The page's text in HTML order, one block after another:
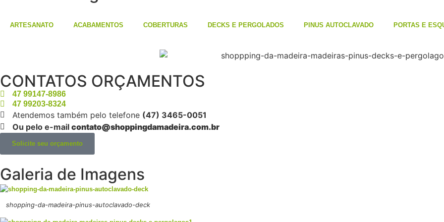
ARTESANATO ACABAMENTOS COBERTURAS DECKS E PERGOLADOS PINUS AUTOCLAVADO PORTAS E
CONTATOS ORÇAMENTOS
47 99147-8986
47 99203-8324
Atendemos também pelo telefone (47) 3465-0051
Ou pelo e-mail contato@shoppingdamadeira.com.br
Solicite seu orçamento
Galeria de Imagens
shopping-da-madeira-pinus-autoclavado-deck